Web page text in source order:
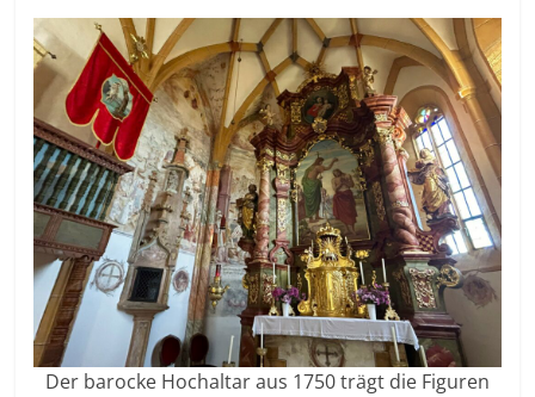
Der barocke Hochaltar aus 1750 trägt die Figuren